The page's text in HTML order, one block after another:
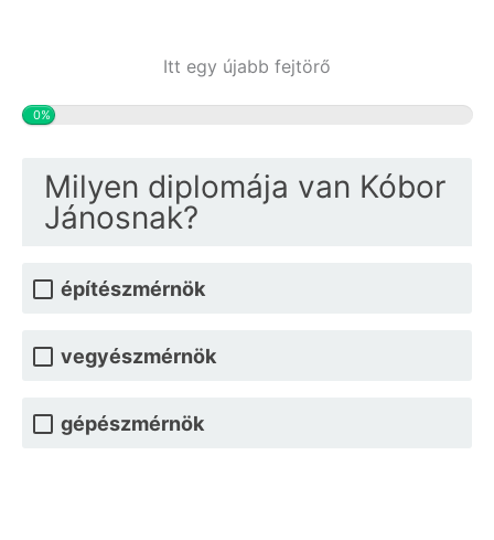
Itt egy újabb fejtörő
0%
Milyen diplomája van Kóbor
Jánosnak?
építészmérnök
vegyészmérnök
gépészmérnök